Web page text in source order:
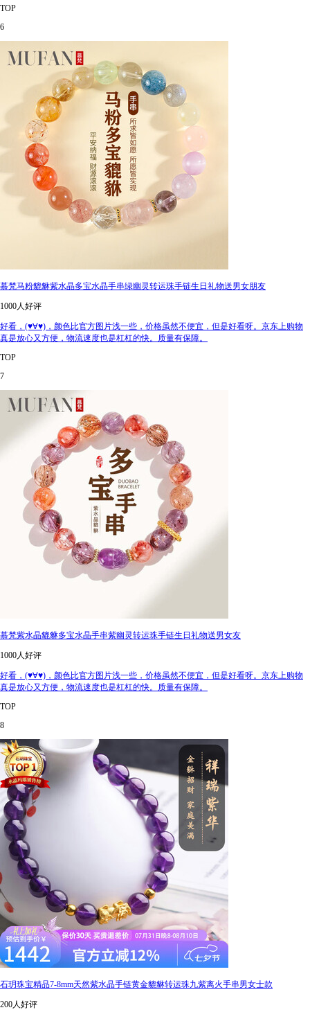
TOP
6
慕梵马粉貔貅紫水晶多宝水晶手串绿幽灵转运珠手链生日礼物送男女朋友
1000人好评
好看，(♥∀♥)，颜色比官方图片浅一些，价格虽然不便宜，但是好看呀。京东上购物
真是放心又方便，物流速度也是杠杠的快。质量有保障。
TOP
7
慕梵紫水晶貔貅多宝水晶手串紫幽灵转运珠手链生日礼物送男女友
1000人好评
好看，(♥∀♥)，颜色比官方图片浅一些，价格虽然不便宜，但是好看呀。京东上购物
真是放心又方便，物流速度也是杠杠的快。质量有保障。
TOP
8
石玥珠宝精品7-8mm天然紫水晶手链黄金貔貅转运珠九紫离火手串男女士款
200人好评